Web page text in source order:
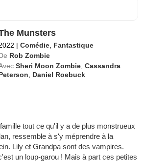
Munsters
| Comédie Fantastique
Rob Zombie
Sheri Moon Zombie ,Cassandra
Daniel Roebuck
tout ce qu'il y a de plus monstrueux
ressemble à s'y méprendre à la
Lily et Grandpa sont des vampires.
un loup-garou ! Mais à part ces petites